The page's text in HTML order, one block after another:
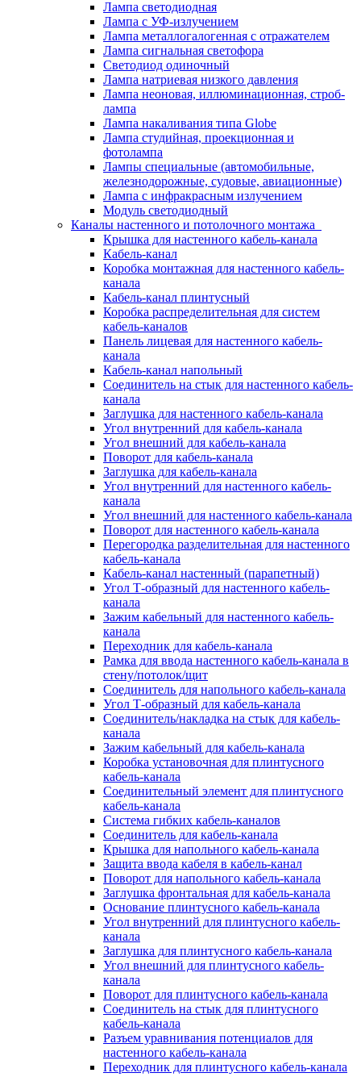
Лампа светодиодная
Лампа с УФ-излучением
Лампа металлогалогенная с отражателем
Лампа сигнальная светофора
Светодиод одиночный
Лампа натриевая низкого давления
Лампа неоновая, иллюминационная, строб-
лампа
Лампа накаливания типа Globe
Лампа студийная, проекционная и
фотолампа
Лампы специальные (автомобильные,
железнодорожные, судовые, авиационные)
Лампа с инфракрасным излучением
Модуль светодиодный
Каналы настенного и потолочного монтажа
Крышка для настенного кабель-канала
Кабель-канал
Коробка монтажная для настенного кабель-
канала
Кабель-канал плинтусный
Коробка распределительная для систем
кабель-каналов
Панель лицевая для настенного кабель-
канала
Кабель-канал напольный
Соединитель на стык для настенного кабель-
канала
Заглушка для настенного кабель-канала
Угол внутренний для кабель-канала
Угол внешний для кабель-канала
Поворот для кабель-канала
Заглушка для кабель-канала
Угол внутренний для настенного кабель-
канала
Угол внешний для настенного кабель-канала
Поворот для настенного кабель-канала
Перегородка разделительная для настенного
кабель-канала
Кабель-канал настенный (парапетный)
Угол Т-образный для настенного кабель-
канала
Зажим кабельный для настенного кабель-
канала
Переходник для кабель-канала
Рамка для ввода настенного кабель-канала в
стену/потолок/щит
Соединитель для напольного кабель-канала
Угол Т-образный для кабель-канала
Соединитель/накладка на стык для кабель-
канала
Зажим кабельный для кабель-канала
Коробка установочная для плинтусного
кабель-канала
Соединительный элемент для плинтусного
кабель-канала
Система гибких кабель-каналов
Соединитель для кабель-канала
Крышка для напольного кабель-канала
Защита ввода кабеля в кабель-канал
Поворот для напольного кабель-канала
Заглушка фронтальная для кабель-канала
Основание плинтусного кабель-канала
Угол внутренний для плинтусного кабель-
канала
Заглушка для плинтусного кабель-канала
Угол внешний для плинтусного кабель-
канала
Поворот для плинтусного кабель-канала
Соединитель на стык для плинтусного
кабель-канала
Разъем уравнивания потенциалов для
настенного кабель-канала
Переходник для плинтусного кабель-канала